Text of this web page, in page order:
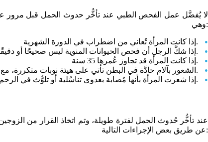
لا يُفضَّل عمل الفحص الطبي عند تأخُّر حدوث الحمل قبل مرور
وهي:
إذا كانت المرأة تُعاني من اضطراب في الدورة الشهرية.
إذا شكَّ الرجل أن فحص الحيوانات المنوية ليس صحيحًا أو دقيقًا.
إذا كانت المرأة قد تجاوز عُمرها 35 سنة.
الشعور بآلام حادَّة في البطن تأتي على هيئة نوبات متكررة، مع وجود التهابات تناسُلية لدى المرأة.
إذا شعرت المرأة بأنها مُصابة بعدوى تناسُلية أو تلوُّث في الرحم أثناء الفحص المهبلي.
عند تأخُّر حُدوث الحمل لفترة طويلة، وتم اتخاذ القرار من
عن طريق بعض الإجراءات التالية: